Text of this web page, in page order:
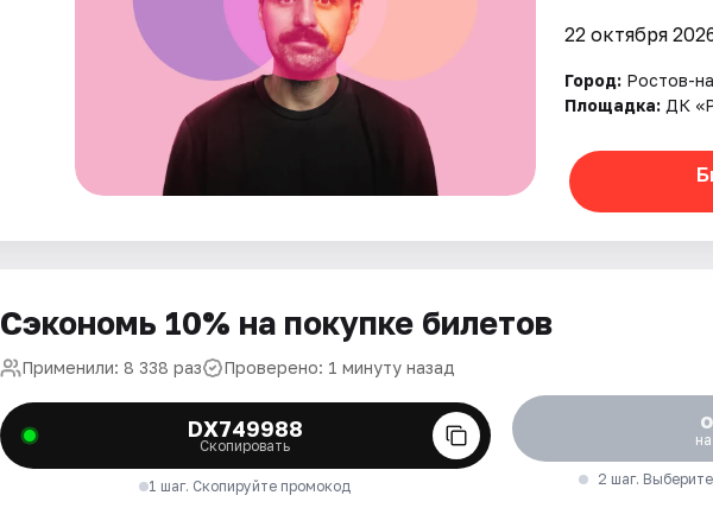
22 октября
Город: Ростов-
Площадка: ДК
Сэкономь 10% на покупке билетов
Применили: 8 338 раз Проверено: 1 минуту назад
DX749988
Скопировать
1 шаг. Скопируйте промокод
2 шаг.